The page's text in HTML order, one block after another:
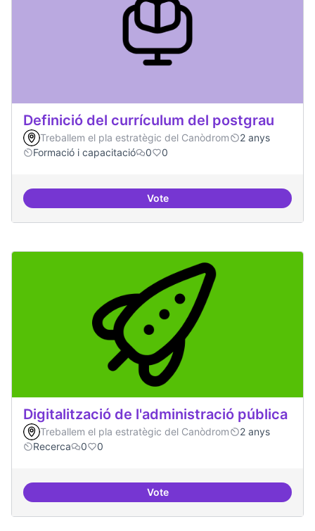
Definició del currículum del postgrau
Treballem el pla estratègic del Canòdrom
2 anys
Formació i capacitació
0 0
VoteDefinició del currículum del
Digitalització de l'administració pública
Treballem el pla estratègic del Canòdrom
2 anys
Recerca
0 0
VoteDigitalització de l'administració